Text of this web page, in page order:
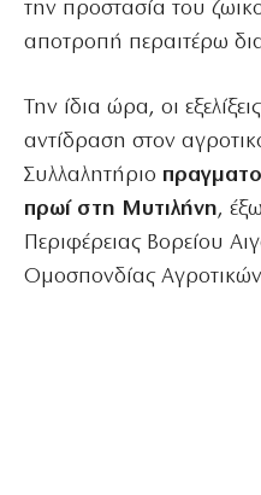
την προστασία του
αποτροπή περαιτέρω
Την ίδια ώρα, οι
αντίδραση στον
Συλλαλητήριο
πρωί στη Μυτιλήνη,
Περιφέρειας Βορείου
Ομοσπονδίας